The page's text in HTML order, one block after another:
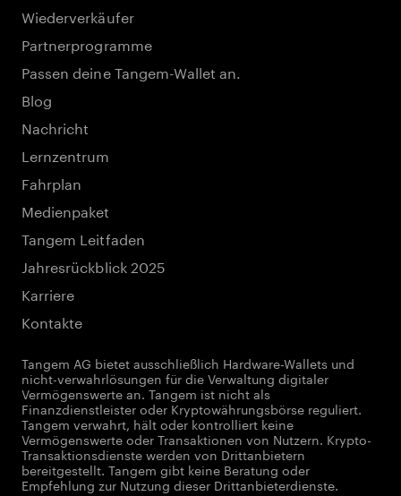
Wiederverkäufer
Partnerprogramme
Passen deine Tangem-Wallet an.
Blog
Nachricht
Lernzentrum
Fahrplan
Medienpaket
Tangem Leitfaden
Jahresrückblick 2025
Karriere
Kontakte
Tangem AG bietet ausschließlich Hardware-Wallets und
nicht-verwahrlösungen für die Verwaltung digitaler
Vermögenswerte an. Tangem ist nicht als
Finanzdienstleister oder Kryptowährungsbörse reguliert.
Tangem verwahrt, hält oder kontrolliert keine
Vermögenswerte oder Transaktionen von Nutzern. Krypto-
Transaktionsdienste werden von Drittanbietern
bereitgestellt. Tangem gibt keine Beratung oder
Empfehlung zur Nutzung dieser Drittanbieterdienste.